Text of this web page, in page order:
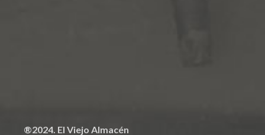
®2024. El Viejo Almacén